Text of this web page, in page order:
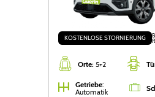
Orte: 5+2
KOSTENLOSE STORNIERUNG
Getriebe:
Automatik